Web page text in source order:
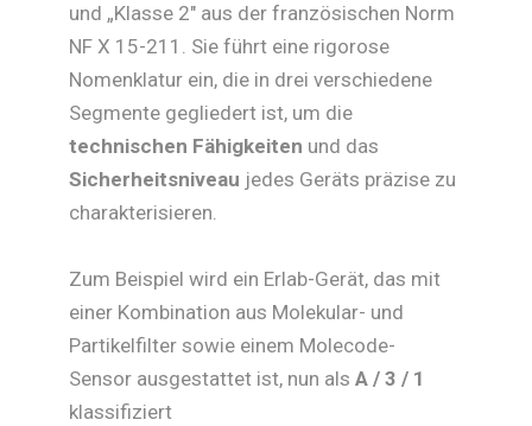
und „Klasse 2″ aus der französischen Norm
NF X 15-211. Sie führt eine rigorose
Nomenklatur ein, die in drei verschiedene
Segmente gegliedert ist, um die
technischen Fähigkeiten und das
Sicherheitsniveau jedes Geräts präzise zu
charakterisieren.
Zum Beispiel wird ein Erlab-Gerät, das mit
einer Kombination aus Molekular- und
Partikelfilter sowie einem Molecode-
Sensor ausgestattet ist, nun alsA / 3 / 1
klassifiziert